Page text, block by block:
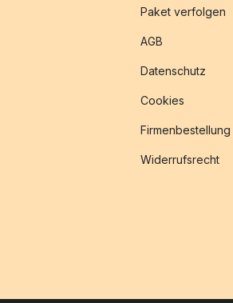
Paket verfolgen
AGB
Datenschutz
Cookies
Firmenbestellung
Widerrufsrecht